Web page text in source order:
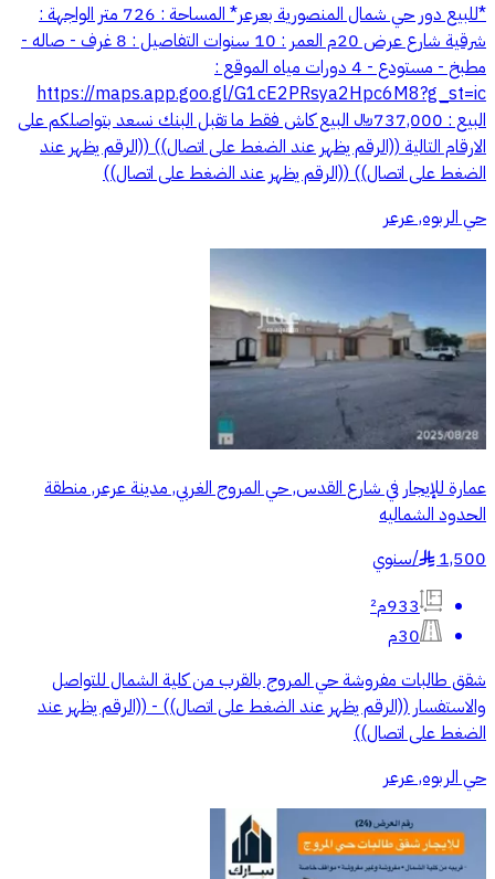
*للبيع دور حي شمال المنصورية بعرعر* المساحة : 726 متر الواجهة :
شرقية شارع عرض 20م العمر : 10 سنوات التفاصيل : 8 غرف - صاله -
مطبخ - مستودع - 4 دورات مياه الموقع :
https://maps.app.goo.gl/G1cE2PRsya2Hpc6M8?g_st=ic
البيع : 737,000﷼ البيع كاش فقط ما تقبل البنك نسعد بتواصلكم على
الارقام التالية ((الرقم يظهر عند الضغط على اتصال)) ((الرقم يظهر عند
الضغط على اتصال)) ((الرقم يظهر عند الضغط على اتصال))
حي الربوه, عرعر
عمارة للإيجار في شارع القدس, حي المروج الغربي, مدينة عرعر, منطقة
الحدود الشماليه
1,500
§
/سنوي
933م²
30م
شقق طالبات مفروشة حي المروج بالقرب من كلية الشمال للتواصل
والاستفسار ((الرقم يظهر عند الضغط على اتصال)) - ((الرقم يظهر عند
الضغط على اتصال))
حي الربوه, عرعر